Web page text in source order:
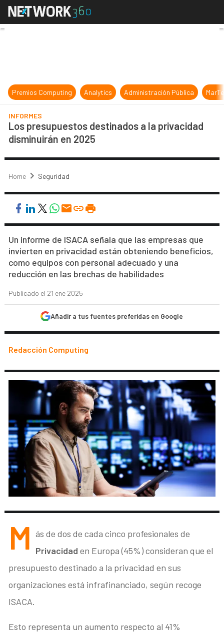
Los presupuestos destinados a la
Premios Computing Analytics Administración Pública
INFORMES
Los presupuestos destinados a la privacidad
disminuirán en 2025
Home Seguridad
Un informe de ISACA señala que las empresas que
invierten en privacidad están obteniendo beneficios,
como equipos con personal adecuado y una
reducción en las brechas de habilidades
Publicado el 21 ene 2025
Añadir a tus fuentes preferidas en Google
Redacción Computing
M ás de dos de cada cinco profesionales de
Privacidad en Europa (45%) consideran que el
presupuesto destinado a la privacidad en sus
organizaciones está infrafinanciado, según recoge
ISACA.
Esto representa un aumento respecto al 41%